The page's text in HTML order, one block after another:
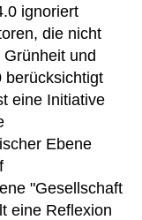
ignoriert
die nicht
und
berücksichtigt
eine Initiative
Ebene
"Gesellschaft
eine Reflexion